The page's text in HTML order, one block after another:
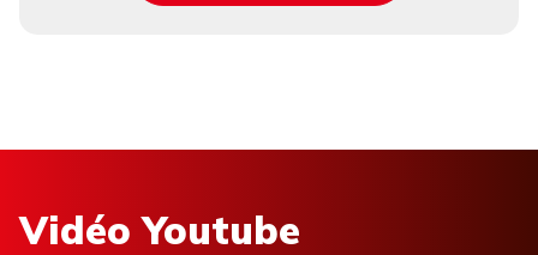
Vidéo Youtube